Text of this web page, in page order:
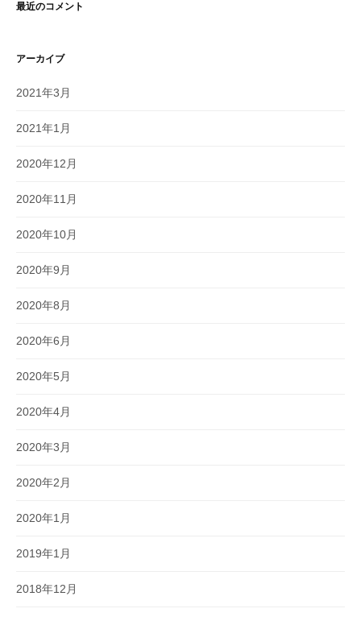
最近のコメント
アーカイブ
2021年3月
2021年1月
2020年12月
2020年11月
2020年10月
2020年9月
2020年8月
2020年6月
2020年5月
2020年4月
2020年3月
2020年2月
2020年1月
2019年1月
2018年12月